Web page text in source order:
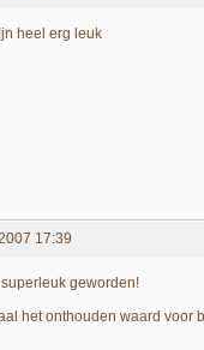
heel erg leuk
17:39
geworden!
het onthouden waard voor